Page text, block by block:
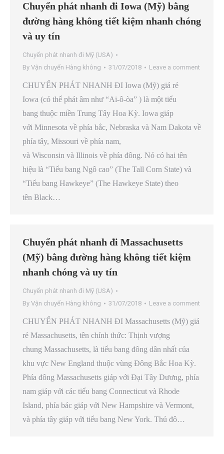
Chuyển phát nhanh đi Iowa (Mỹ) bằng
đường hàng không tiết kiệm nhanh chóng
và uy tín
Chuyển phát nhanh đi Mỹ (USA)
By Vận chuyển Hàng không 31/07/2018 Leave a comment
CHUYỂN PHÁT NHANH ĐI Iowa (Mỹ) giá rẻ
Iowa (có thể phát âm như “Ai-ô-òa” ) là một tiểu
bang thuộc miền Trung Tây Hoa Kỳ. Iowa giáp
với Minnesota về phía bắc, Nebraska và Nam Dakota về
phía tây, Missouri về phía nam,
và Wisconsin và Illinois về phía đông. Nó có hai tên
hiệu là “Tiểu bang Ngô cao” (The Tall Corn State) và
“Tiểu bang Hawkeye” (The Hawkeye State) theo
tên Black…
Chuyển phát nhanh đi Massachusetts
(Mỹ) bằng đường hàng không tiết kiệm
nhanh chóng và uy tín
Chuyển phát nhanh đi Mỹ (USA)
By Vận chuyển Hàng không 31/07/2018 Leave a comment
CHUYỂN PHÁT NHANH ĐI Massachusetts (Mỹ) giá
rẻ Massachusetts, tên chính thức: Thịnh vượng
chung Massachusetts, là tiểu bang đông dân nhất của
khu vực New England thuộc vùng Đông Bắc Hoa Kỳ.
Phía đông Massachusetts giáp với Đại Tây Dương, phía
nam giáp với các tiểu bang Connecticut và Rhode
Island, phía bác giáp với New Hampshire và Vermont,
và phía tây giáp với tiểu bang New York. Thủ đô…